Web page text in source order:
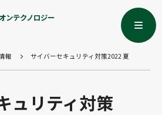
ンテクノロジー
報 サイバーセキュリティ対策2022 夏
ュリティ対策